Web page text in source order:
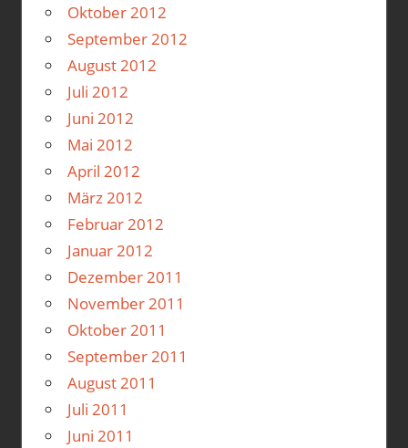
Oktober 2012
September 2012
August 2012
Juli 2012
Juni 2012
Mai 2012
April 2012
März 2012
Februar 2012
Januar 2012
Dezember 2011
November 2011
Oktober 2011
September 2011
August 2011
Juli 2011
Juni 2011